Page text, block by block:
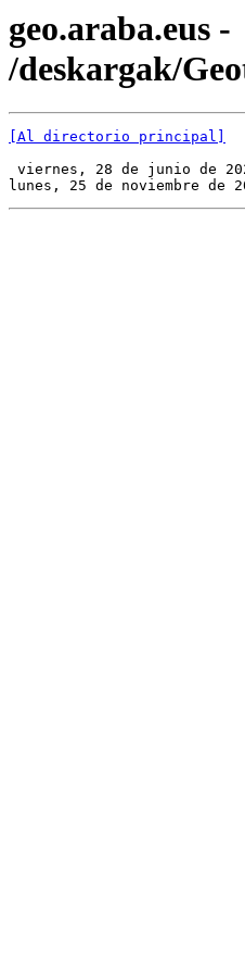
geo.araba.eus -
/deskargak/
[Al directorio principal]
viernes, 28 de junio de
lunes, 25 de noviembre